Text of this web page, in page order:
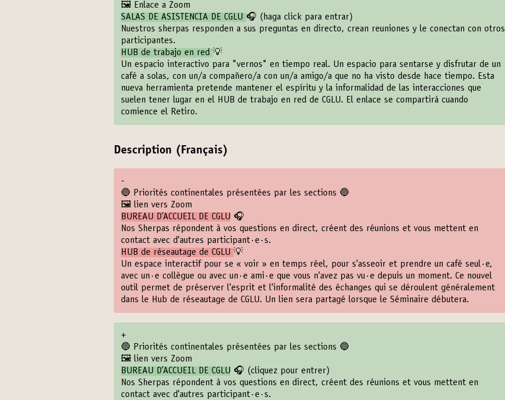
🖼️ Enlace a Zoom
SALAS DE ASISTENCIA DE CGLU 🎧 ( haga click para entrar)
Nuestros sherpas responden a sus preguntas en directo, crean reuniones y le conectan con otros
participantes.
HUB de trabajo en red 💡
Un espacio interactivo para "vernos" en tiempo real. Un espacio para sentarse y disfrutar de un
café a solas, con un/a compañero/a con un/a amigo/a que no ha visto desde hace tiempo. Esta
nueva herramienta pretende mantener el espíritu y la informalidad de las interacciones que
suelen tener lugar en el HUB de trabajo en red de CGLU. El enlace se compartirá cuando
comience el Retiro.
Description (Français)
-
🔵 Priorités continentales présentées par les sections 🔵
🖼️ lien vers Zoom
BUREAU D’ACCUEIL DE CGLU 🎧
Nos Sherpas répondent à vos questions en direct, créent des réunions et vous mettent en
contact avec d'autres participant·e·s.
HUB de réseautage de CGLU 💡
Un espace interactif pour se « voir » en temps réel, pour s'asseoir et prendre un café seul·e,
avec un·e collègue ou avec un·e ami·e que vous n'avez pas vu·e depuis un moment. Ce nouvel
outil permet de préserver l'esprit et l'informalité des échanges qui se déroulent généralement
dans le Hub de réseautage de CGLU. Un lien sera partagé lorsque le Séminaire débutera.
+
🔵 Priorités continentales présentées par les sections 🔵
🖼️ lien vers Zoom
BUREAU D’ACCUEIL DE CGLU 🎧 (cliquez pour entrer)
Nos Sherpas répondent à vos questions en direct, créent des réunions et vous mettent en
contact avec d'autres participant·e·s.